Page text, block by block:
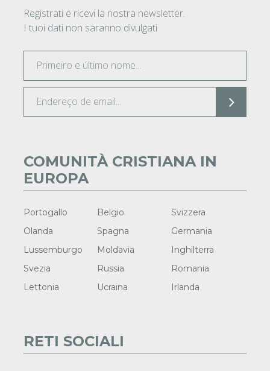
Registrati e ricevi la nostra newsletter.
I tuoi dati non saranno divulgati
COMUNITÀ CRISTIANA IN
EUROPA
Portogallo Belgio
Svizzera
Olanda
Spagna
Germania
Lussemburgo
Moldavia
Inghilterra
Svezia
Russia
Romania
Lettonia
Ucraina Irlanda
RETI SOCIALI